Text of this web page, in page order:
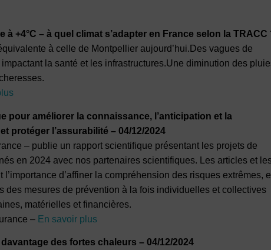
à +4°C – à quel climat s’adapter en France selon la TRACC
à celle de Montpellier aujourd’hui.Des vagues de
la santé et les infrastructures.Une diminution des
pour améliorer la connaissance, l’anticipation et la
protéger l’assurabilité – 04/12/2024
– publie un rapport scientifique présentant les projets de
en 2024 avec nos partenaires scientifiques. Les articles et
d’affiner la compréhension des risques extrêmes,
des mesures de prévention à la fois individuelles et collectives
matérielles et financières.
– En savoir plus
des fortes chaleurs – 04/12/2024